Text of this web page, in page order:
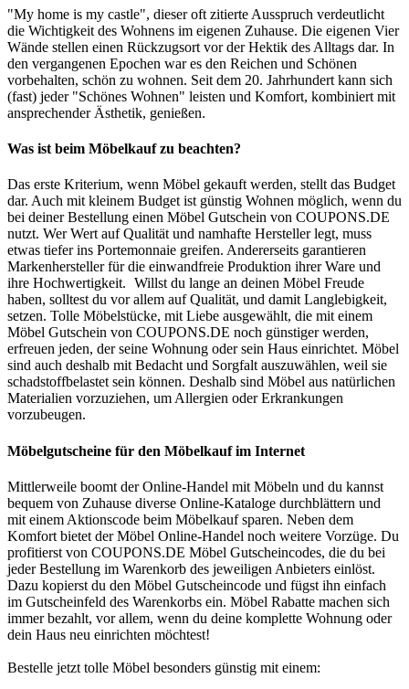
"My home is my castle", dieser oft zitierte Ausspruch verdeutlicht
die Wichtigkeit des Wohnens im eigenen Zuhause. Die eigenen Vier
Wände stellen einen Rückzugsort vor der Hektik des Alltags dar. In
den vergangenen Epochen war es den Reichen und Schönen
vorbehalten, schön zu wohnen. Seit dem 20. Jahrhundert kann sich
(fast) jeder "Schönes Wohnen" leisten und Komfort, kombiniert mit
ansprechender Ästhetik, genießen.
Was ist beim Möbelkauf zu beachten?
Das erste Kriterium, wenn Möbel gekauft werden, stellt das Budget
dar. Auch mit kleinem Budget ist günstig Wohnen möglich, wenn du
bei deiner Bestellung einen Möbel Gutschein von COUPONS.DE
nutzt. Wer Wert auf Qualität und namhafte Hersteller legt, muss
etwas tiefer ins Portemonnaie greifen. Andererseits garantieren
Markenhersteller für die einwandfreie Produktion ihrer Ware und
ihre Hochwertigkeit. Willst du lange an deinen Möbel Freude
haben, solltest du vor allem auf Qualität, und damit Langlebigkeit,
setzen. Tolle Möbelstücke, mit Liebe ausgewählt, die mit einem
Möbel Gutschein von COUPONS.DE noch günstiger werden,
erfreuen jeden, der seine Wohnung oder sein Haus einrichtet. Möbel
sind auch deshalb mit Bedacht und Sorgfalt auszuwählen, weil sie
schadstoffbelastet sein können. Deshalb sind Möbel aus natürlichen
Materialien vorzuziehen, um Allergien oder Erkrankungen
vorzubeugen.
Möbelgutscheine für den Möbelkauf im Internet
Mittlerweile boomt der Online-Handel mit Möbeln und du kannst
bequem von Zuhause diverse Online-Kataloge durchblättern und
mit einem Aktionscode beim Möbelkauf sparen. Neben dem
Komfort bietet der Möbel Online-Handel noch weitere Vorzüge. Du
profitierst von COUPONS.DE Möbel Gutscheincodes, die du bei
jeder Bestellung im Warenkorb des jeweiligen Anbieters einlöst.
Dazu kopierst du den Möbel Gutscheincode und fügst ihn einfach
im Gutscheinfeld des Warenkorbs ein. Möbel Rabatte machen sich
immer bezahlt, vor allem, wenn du deine komplette Wohnung oder
dein Haus neu einrichten möchtest!
Bestelle jetzt tolle Möbel besonders günstig mit einem: